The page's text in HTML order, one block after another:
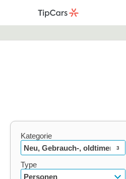
Kategorie
Neu, Gebrauch-, oldtimer
3
Type
Personen